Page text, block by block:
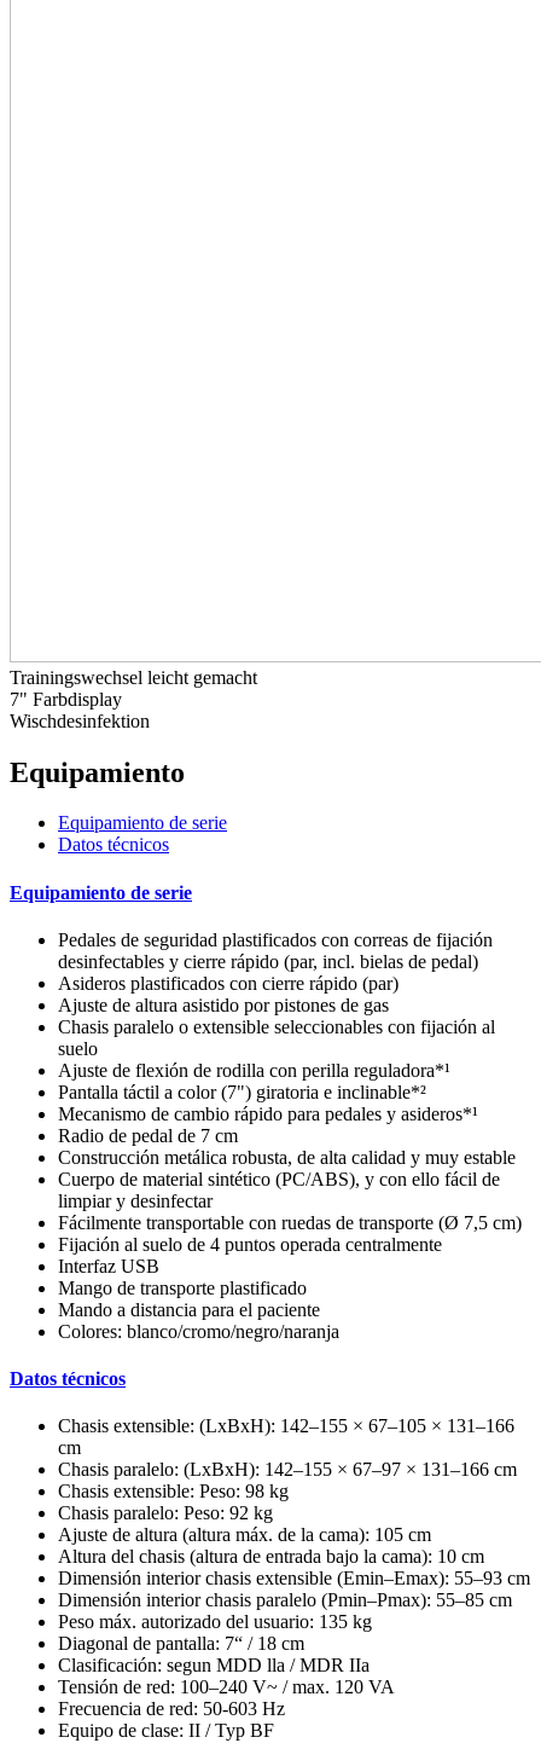
Trainingswechsel leicht gemacht
7" Farbdisplay
Wischdesinfektion
Equipamiento
Equipamiento de serie
Datos técnicos
Equipamiento de serie
Pedales de seguridad plastificados con correas de fijación
desinfectables y cierre rápido (par, incl. bielas de pedal)
Asideros plastificados con cierre rápido (par)
Ajuste de altura asistido por pistones de gas
Chasis paralelo o extensible seleccionables con fijación al
suelo
Ajuste de flexión de rodilla con perilla reguladora*¹
Pantalla táctil a color (7") giratoria e inclinable*²
Mecanismo de cambio rápido para pedales y asideros*¹
Radio de pedal de 7 cm
Construcción metálica robusta, de alta calidad y muy estable
Cuerpo de material sintético (PC/ABS), y con ello fácil de
limpiar y desinfectar
Fácilmente transportable con ruedas de transporte (Ø 7,5 cm)
Fijación al suelo de 4 puntos operada centralmente
Interfaz USB
Mango de transporte plastificado
Mando a distancia para el paciente
Colores: blanco/cromo/negro/naranja
Datos técnicos
Chasis extensible: (LxBxH): 142–155 × 67–105 × 131–166
cm
Chasis paralelo: (LxBxH): 142–155 × 67–97 × 131–166 cm
Chasis extensible: Peso: 98 kg
Chasis paralelo: Peso: 92 kg
Ajuste de altura (altura máx. de la cama): 105 cm
Altura del chasis (altura de entrada bajo la cama): 10 cm
Dimensión interior chasis extensible (Emin–Emax): 55–93 cm
Dimensión interior chasis paralelo (Pmin–Pmax): 55–85 cm
Peso máx. autorizado del usuario: 135 kg
Diagonal de pantalla: 7“ / 18 cm
Clasificación: segun MDD lla / MDR IIa
Tensión de red: 100–240 V~ / max. 120 VA
Frecuencia de red: 50-603 Hz
Equipo de clase: II / Typ BF